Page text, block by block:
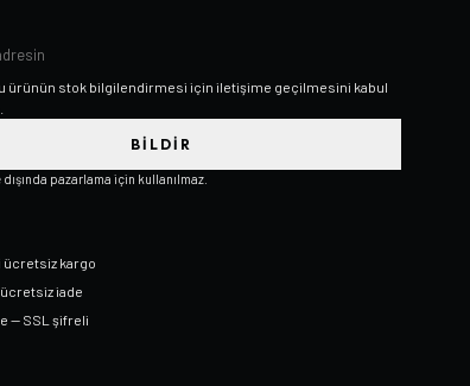
ürünün stok bilgilendirmesi için iletişime geçilmesini kabul
BILDIR
pazarlama için kullanılmaz.
ücretsiz kargo
iade
— SSL şifreli